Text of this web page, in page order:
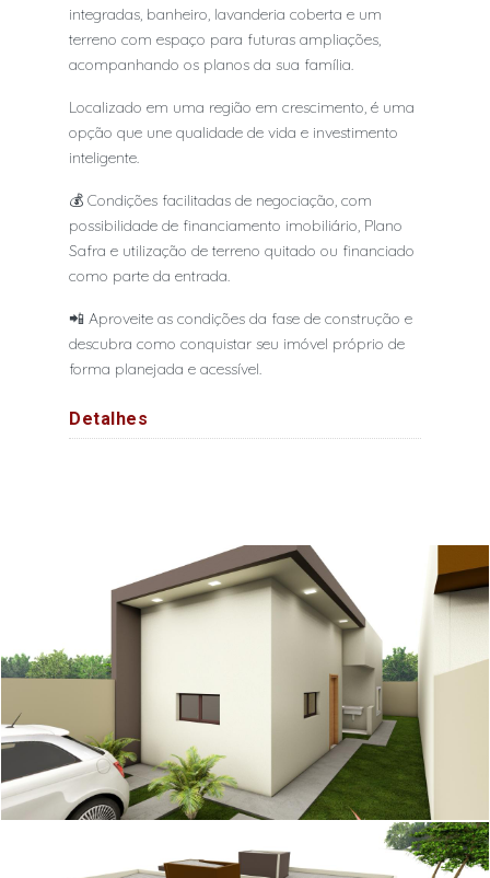
integradas, banheiro, lavanderia coberta e um
terreno com espaço para futuras ampliações,
acompanhando os planos da sua família.
Localizado em uma região em crescimento, é uma
opção que une qualidade de vida e investimento
inteligente.
💰 Condições facilitadas de negociação, com
possibilidade de financiamento imobiliário, Plano
Safra e utilização de terreno quitado ou financiado
como parte da entrada.
📲 Aproveite as condições da fase de construção e
descubra como conquistar seu imóvel próprio de
forma planejada e acessível.
Detalhes